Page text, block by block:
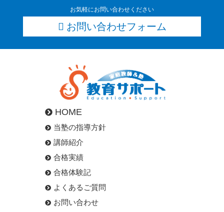
お気軽にお問い合わせください
お問い合わせフォーム
HOME
当塾の指導方針
講師紹介
合格実績
合格体験記
よくあるご質問
お問い合わせ